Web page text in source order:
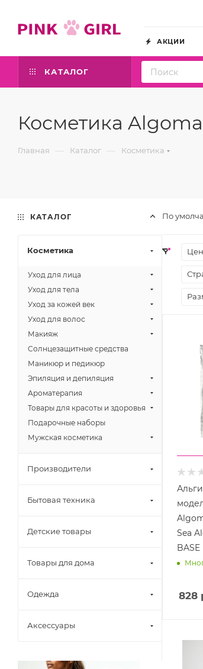
АКЦИИ
КАТАЛОГ
Косметика
Главная — Каталог — Косметика
По
Sea
BASE
828
КАТАЛОГ
Косметика
Уход для лица
Уход для тела
Уход за кожей век
Уход для волос
Макияж
Солнцезащитные средства
Маникюр и педикюр
Эпиляция и депиляция
Ароматерапия
Товары для красоты и здоровья
Подарочные наборы
Мужская косметика
Производители
Бытовая техника
Детские товары
Товары для дома
Одежда
Аксессуары